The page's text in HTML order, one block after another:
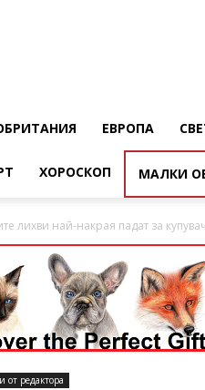
ЕВРОПА
ХОРОСКОП МАЛКИ
лихви най-накрая падат за
от редактора